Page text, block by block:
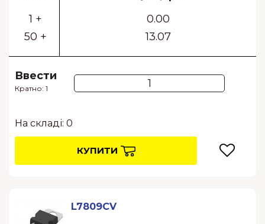
1 +
50 +
0.00
13.07
Ввести
Кратно: 1
На складі: 0
КУПИТИ
L7809CV